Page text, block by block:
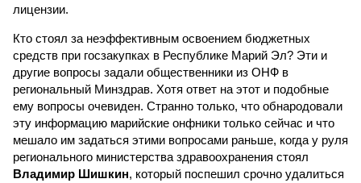
лицензии.
Кто стоял за неэффективным освоением бюджетных
средств при госзакупках в Республике Марий Эл? Эти и
другие вопросы задали общественники из ОНФ в
региональный Минздрав. Хотя ответ на этот и подобные
ему вопросы очевиден. Странно только, что обнародовали
эту информацию марийские онфники только сейчас и что
мешало им задаться этими вопросами раньше, когда у руля
регионального министерства здравоохранения стоял
Владимир Шишкин, который поспешил срочно удалиться